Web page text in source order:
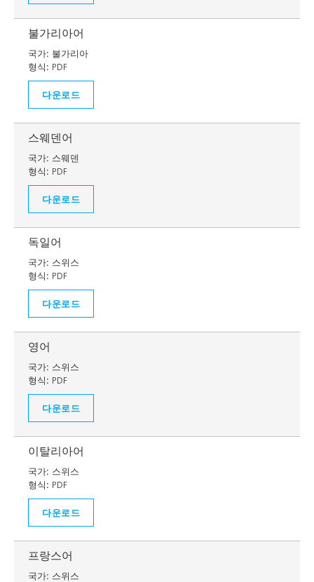
불가리아어
국가: 불가리아
형식: PDF
다운로드
스웨덴어
국가: 스웨덴
형식: PDF
다운로드
독일어
국가: 스위스
형식: PDF
다운로드
영어
국가: 스위스
형식: PDF
다운로드
이탈리아어
국가: 스위스
형식: PDF
다운로드
프랑스어
국가: 스위스